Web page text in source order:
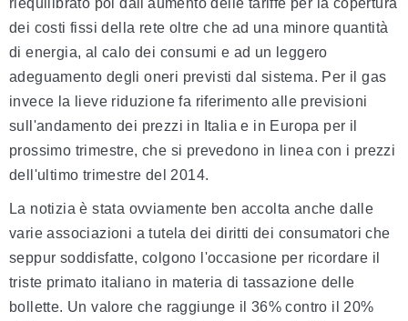
riequilibrato poi dall'aumento delle tariffe per la copertura
dei costi fissi della rete oltre che ad una minore quantità
di energia, al calo dei consumi e ad un leggero
adeguamento degli oneri previsti dal sistema. Per il gas
invece la lieve riduzione fa riferimento alle previsioni
sull'andamento dei prezzi in Italia e in Europa per il
prossimo trimestre, che si prevedono in linea con i prezzi
dell'ultimo trimestre del 2014.
La notizia è stata ovviamente ben accolta anche dalle
varie associazioni a tutela dei diritti dei consumatori che
seppur soddisfatte, colgono l'occasione per ricordare il
triste primato italiano in materia di tassazione delle
bollette. Un valore che raggiunge il 36% contro il 20%